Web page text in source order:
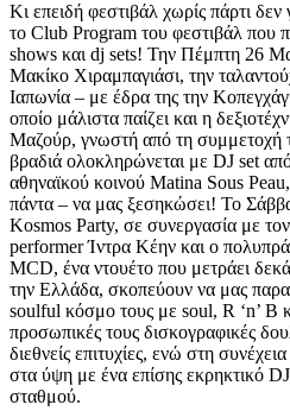
Κι επειδή φεστιβάλ χωρίς πάρτι δεν
το Club Program του φεστιβάλ που
shows και dj sets! Την Πέμπτη 26
Μακίκο Χιραμπαγιάσι, την
Ιαπωνία – με έδρα της την
οποίο μάλιστα παίζει και η
Μαζούρ, γνωστή από τη
βραδιά ολοκληρώνεται με DJ set
αθηναϊκού κοινού Matina Sous
πάντα – να μας ξεσηκώσει! Το
Kosmos Party, σε συνεργασία με
performer Ίντρα Κέην και ο
MCD, ένα ντουέτο που μετράει
την Ελλάδα, σκοπεύουν να μας
soulful κόσμο τους με soul, R ‘n’ B
προσωπικές τους δισκογραφικές
διεθνείς επιτυχίες, ενώ στη
στα ύψη με ένα επίσης εκρηκτικό
σταθμού.